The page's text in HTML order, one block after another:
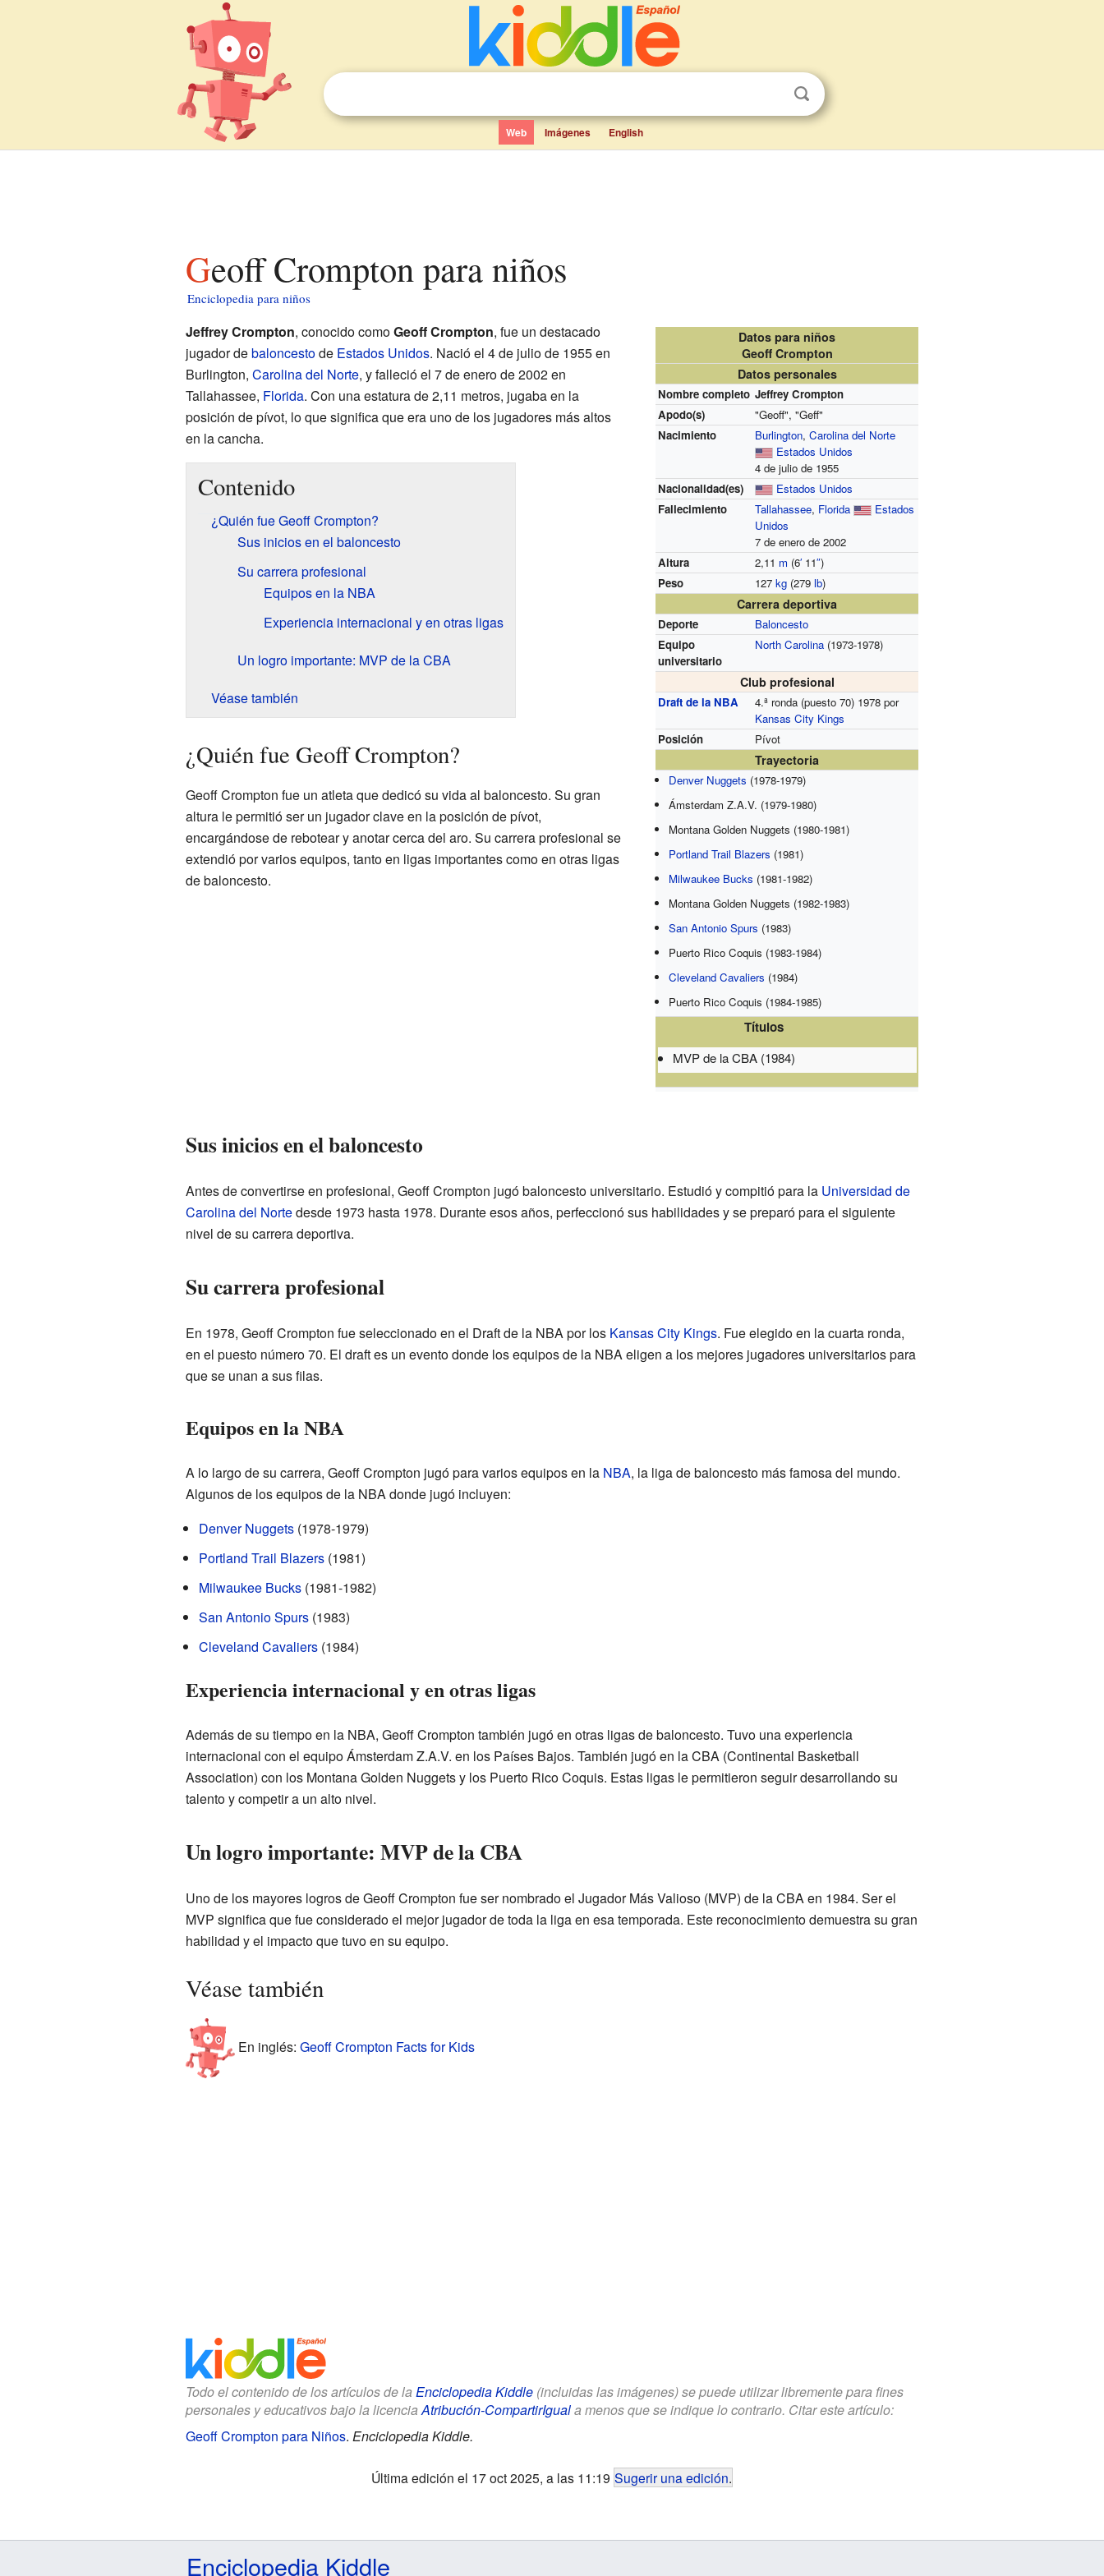
Web Imágenes English
Geoff Crompton para niños
Enciclopedia para niños
Datos para niños
Geoff Crompton
Datos personales
Nombre completo Jeffrey Crompton
Apodo(s)
"Geoff", "Geff"
Nacimiento
Burlington,Carolina del Norte
Estados Unidos
4 de julio de 1955
Nacionalidad(es)
Estados Unidos
Fallecimiento
Tallahassee, Florida
Estados
Unidos
7 de enero de 2002
Altura
2,11 m (6′ 11″)
Peso
127kg (279lb)
Carrera deportiva
Deporte
Baloncesto
Equipo
universitario
North Carolina (1973-1978)
Club profesional
Draft de la NBA
4.ª ronda (puesto 70) 1978 por
Kansas City Kings
Posición
Pívot
Trayectoria
Denver Nuggets (1978-1979)
Ámsterdam Z.A.V. (1979-1980)
Montana Golden Nuggets (1980-1981)
Portland Trail Blazers (1981)
Milwaukee Bucks (1981-1982)
Montana Golden Nuggets (1982-1983)
San Antonio Spurs (1983)
Puerto Rico Coquis (1983-1984)
Cleveland Cavaliers (1984)
Puerto Rico Coquis (1984-1985)
Títulos
MVP de la CBA (1984)
Jeffrey Crompton, conocido comoGeoff Crompton, fue un destacado
jugador debaloncestode Estados Unidos. Nació el 4 de julio de 1955 en
Burlington, Carolina del Norte, y falleció el 7 de enero de 2002 en
Tallahassee, Florida. Con una estatura de 2,11 metros, jugaba en la
posición de pívot, lo que significa que era uno de los jugadores más altos
en la cancha.
Contenido
¿Quién fue Geoff Crompton?
Sus inicios en el baloncesto
Su carrera profesional
Equipos en la NBA
Experiencia internacional y en otras ligas
Un logro importante: MVP de la CBA
Véase también
¿Quién fue Geoff Crompton?
Geoff Crompton fue un atleta que dedicó su vida al baloncesto. Su gran
altura le permitió ser un jugador clave en la posición de pívot,
encargándose de rebotear y anotar cerca del aro. Su carrera profesional se
extendió por varios equipos, tanto en ligas importantes como en otras ligas
de baloncesto.
Sus inicios en el baloncesto
Antes de convertirse en profesional, Geoff Crompton jugó baloncesto universitario. Estudió y compitió para la Universidad de
Carolina del Nortedesde 1973 hasta 1978. Durante esos años, perfeccionó sus habilidades y se preparó para el siguiente
nivel de su carrera deportiva.
Su carrera profesional
En 1978, Geoff Crompton fue seleccionado en el Draft de la NBA por los Kansas City Kings. Fue elegido en la cuarta ronda,
en el puesto número 70. El draft es un evento donde los equipos de la NBA eligen a los mejores jugadores universitarios para
que se unan a sus filas.
Equipos en la NBA
A lo largo de su carrera, Geoff Crompton jugó para varios equipos en la NBA, la liga de baloncesto más famosa del mundo.
Algunos de los equipos de la NBA donde jugó incluyen:
Denver Nuggets(1978-1979)
Portland Trail Blazers(1981)
Milwaukee Bucks(1981-1982)
San Antonio Spurs(1983)
Cleveland Cavaliers(1984)
Experiencia internacional y en otras ligas
Además de su tiempo en la NBA, Geoff Crompton también jugó en otras ligas de baloncesto. Tuvo una experiencia
internacional con el equipo Ámsterdam Z.A.V. en los Países Bajos. También jugó en la CBA (Continental Basketball
Association) con los Montana Golden Nuggets y los Puerto Rico Coquis. Estas ligas le permitieron seguir desarrollando su
talento y competir a un alto nivel.
Un logro importante: MVP de la CBA
Uno de los mayores logros de Geoff Crompton fue ser nombrado el Jugador Más Valioso (MVP) de la CBA en 1984. Ser el
MVP significa que fue considerado el mejor jugador de toda la liga en esa temporada. Este reconocimiento demuestra su gran
habilidad y el impacto que tuvo en su equipo.
Véase también
En inglés: Geoff Crompton Facts for Kids
Todo el contenido de los artículos de la Enciclopedia Kiddle(incluidas las imágenes) se puede utilizar libremente para fines
personales y educativos bajo la licenciaAtribución-CompartirIguala menos que se indique lo contrario. Citar este artículo:
Geoff Crompton para Niños. Enciclopedia Kiddle.
Última edición el 17 oct 2025, a las 11:19 Sugerir una edición.
Enciclopedia Kiddle